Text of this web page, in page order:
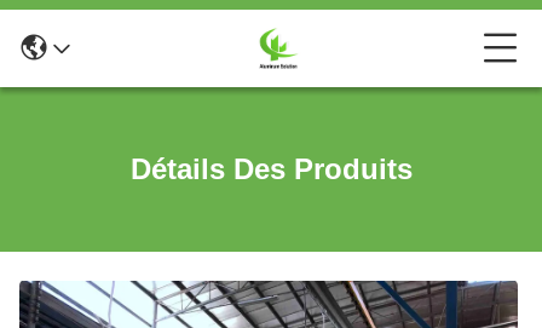
Détails Des Produits